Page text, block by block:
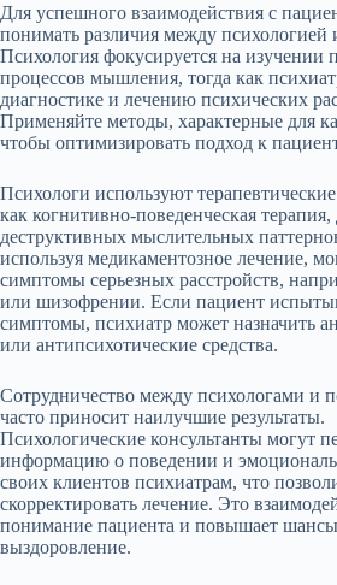
Для успешного взаимодействия с
понимать различия между психологией
Психология фокусируется на изучении
процессов мышления, тогда как
диагностике и лечению психических
Применяйте методы, характерные для
чтобы оптимизировать подход к
Психологи используют
как когнитивно-поведенческая
деструктивных мыслительных
используя медикаментозное лечение,
симптомы серьезных расстройств,
или шизофрении. Если пациент
симптомы, психиатр может назначить
или антипсихотические средства.
Сотрудничество между психологами и
часто приносит наилучшие результаты.
Психологические консультанты могут
информацию о поведении и
своих клиентов психиатрам, что
скорректировать лечение. Это
понимание пациента и повышает
выздоровление.